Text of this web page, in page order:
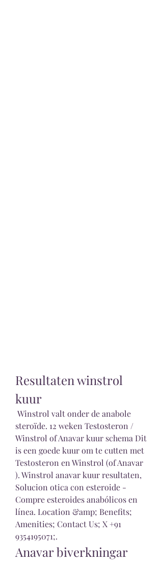
Resultaten winstrol
kuur
steroïde. 12 weken Testosteron /
Winstrol of Anavar kuur schema Dit
is een goede kuur om te cutten met
Testosteron en Winstrol (of Anavar
). Winstrol anavar kuur resultaten,
Solucion otica con esteroide -
Compre esteroides anabólicos en
línea. Location &amp; Benefits;
Amenities; Contact Us; X +91
9354195071;.
Anavar biverkningar